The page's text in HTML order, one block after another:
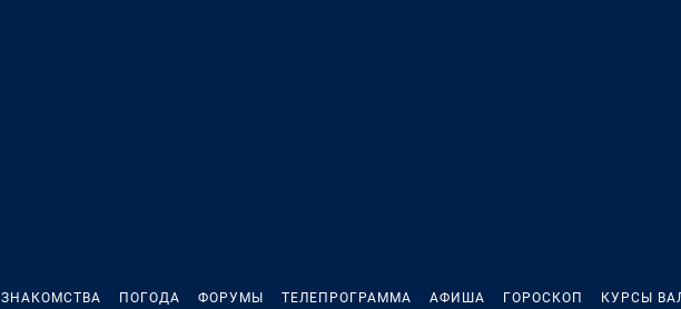
ЗНАКОМСТВА ПОГОДА ФОРУМЫ ТЕЛЕПРОГРАММА АФИША ГОРОСКОП КУРСЫ